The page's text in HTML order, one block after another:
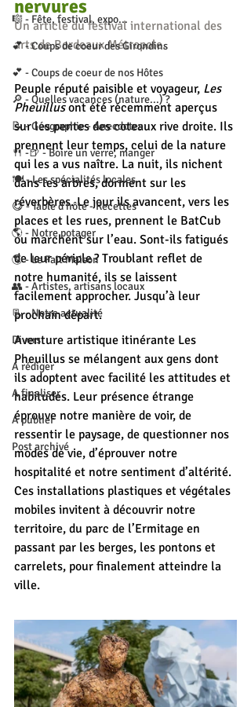
🎼 - Fête, festival, expo...
💕 - Coups de coeur des Girondins
💕 - Coups de coeur de nos Hôtes
🔎 - Quelles vacances (nature...) ?
📝 - Géographie - Anecdotes
🍴 -🍺 - Boire un verre, manger
🍽 - Les spécialités locales
😋 - Table d'hôte - Recettes
🌎 - Notre potager
🌎 - Le Fait Maison
👥 - Artistes, artisans locaux
📃 - Notre actualité
Divers
A rédiger
A finaliser
A publier
Post archivé
nervures
Un article du festival international des
arts de Bordeaux Métropole.
Peuple réputé paisible et voyageur, Les
Pheuillus ont été récemment aperçus
sur les pentes des coteaux rive droite. Ils
prennent leur temps, celui de la nature
qui les a vus naître. La nuit, ils nichent
dans les arbres, dorment sur les
réverbères. Le jour ils avancent, vers les
places et les rues, prennent le BatCub
ou marchent sur l’eau. Sont-ils fatigués
de leur périple ? Troublant reflet de
notre humanité, ils se laissent
facilement approcher. Jusqu’à leur
prochain départ.
Aventure artistique itinérante Les
Pheuillus se mélangent aux gens dont
ils adoptent avec facilité les attitudes et
habitudes. Leur présence étrange
éprouve notre manière de voir, de
ressentir le paysage, de questionner nos
modes de vie, d’éprouver notre
hospitalité et notre sentiment d’altérité.
Ces installations plastiques et végétales
mobiles invitent à découvrir notre
territoire, du parc de l’Ermitage en
passant par les berges, les pontons et
carrelets, pour finalement atteindre la
ville.